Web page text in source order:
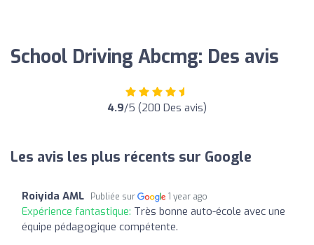
School Driving Abcmg: Des avis
4.9/5 (200 Des avis)
Les avis les plus récents sur Google
Roiyida AML Publiée sur 1 year ago
Expérience fantastique: Très bonne auto-école avec une
équipe pédagogique compétente.